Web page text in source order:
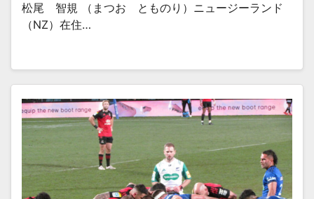
松尾 智規 （まつお とものり）ニュージーランド
（NZ）在住…